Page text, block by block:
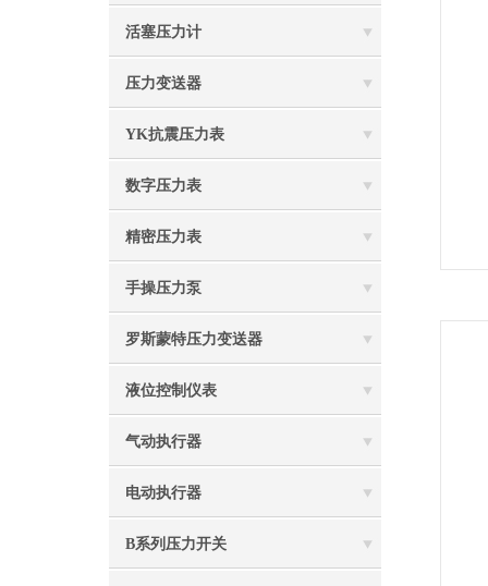
活塞压力计
压力变送器
YK抗震压力表
数字压力表
精密压力表
手操压力泵
罗斯蒙特压力变送器
液位控制仪表
气动执行器
电动执行器
B系列压力开关